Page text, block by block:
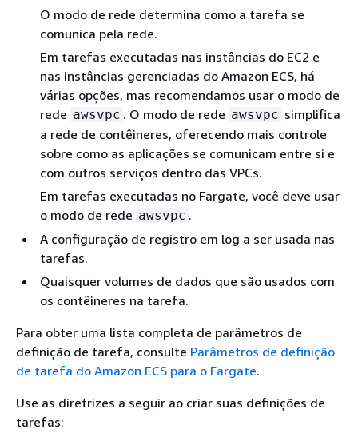
O modo de rede determina como a tarefa se
comunica pela rede.
Em tarefas executadas nas instâncias do EC2 e
nas instâncias gerenciadas do Amazon ECS, há
várias opções, mas recomendamos usar o modo de
rede awsvpc . O modo de rede awsvpc simplifica
a rede de contêineres, oferecendo mais controle
sobre como as aplicações se comunicam entre si e
com outros serviços dentro das VPCs.
Em tarefas executadas no Fargate, você deve usar
o modo de rede awsvpc .
A configuração de registro em log a ser usada nas
tarefas.
Quaisquer volumes de dados que são usados com
os contêineres na tarefa.
Para obter uma lista completa de parâmetros de
definição de tarefa, consulte Parâmetros de definição
de tarefa do Amazon ECS para o Fargate.
Use as diretrizes a seguir ao criar suas definições de
tarefas: